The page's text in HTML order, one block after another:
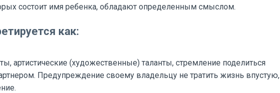
состоит имя ребенка, обладают определенным смыслом.
как:
артистические (художественные) таланты, стремление поделиться
Предупреждение своему владельцу не тратить жизнь впустую,